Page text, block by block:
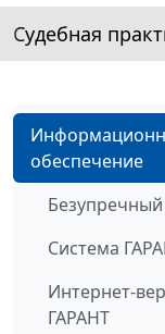
Судебная
обеспечение
Безупречный
Система
Интернет-
ГАРАНТ